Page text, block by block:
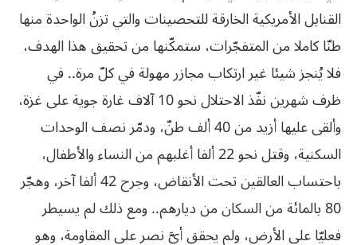
القنابل الأمريكية الخارقة للتحصينات والتي تزنُ الواحدة منها
طنّا كاملا من المتفجّرات، ستمكّنها من تحقيق هذا الهدف،
فلا يُنجز شيئا غير ارتكاب مجازر مهولة في كلّ مرة.. في
ظرف شهرين نفّذ الاحتلال نحو 10 آلاف غارة جوية على غزة،
وألقى عليها أزيد من 40 ألف طنّ، ودمّر نصف الوحدات
السكنية، وقتل نحو 22 ألفا أغلبهم من النساء والأطفال،
باحتساب العالقين تحت الأنقاض، وجرح 42 ألفا آخر، وهجّر
80 بالمائة من السكان من ديارهم.. ومع ذلك لم يسيطر
فعليّا على الأرض، ولم يحقق أيَّ نصر على المقاومة، وهو